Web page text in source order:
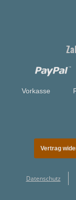
Vorkasse
Vertrag
Datenschutz